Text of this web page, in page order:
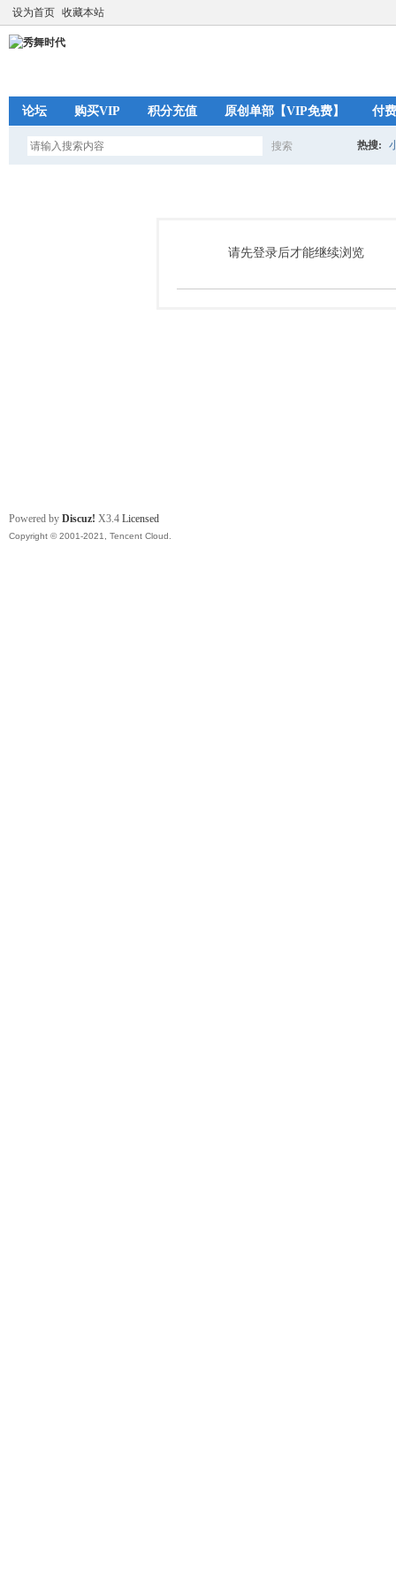
设为首页 收藏本站
论坛 购买VIP 积分充值 原创单部【VIP免费】 付
搜索
索
热搜:
请先登录后才能继续浏览
Powered by Discuz! X3.4 Licensed
Copyright © 2001-2021, Tencent Cloud.